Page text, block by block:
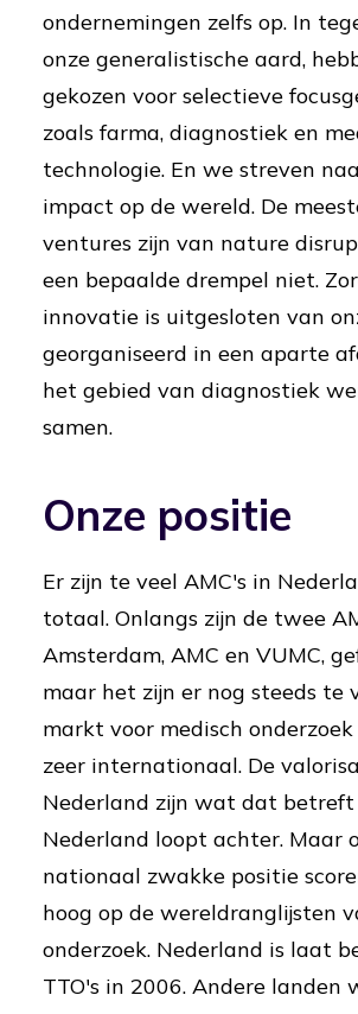
ondernemingen zelfs op. In
onze generalistische aard,
gekozen voor selectieve
zoals farma, diagnostiek en
technologie. En we streven
impact op de wereld. De
ventures zijn van nature
een bepaalde drempel niet.
innovatie is uitgesloten van
georganiseerd in een aparte
het gebied van diagnostiek
samen.
Onze positie
Er zijn te veel AMC's in
totaal. Onlangs zijn de twee
Amsterdam, AMC en VUMC,
maar het zijn er nog steeds te
markt voor medisch
zeer internationaal. De
Nederland zijn wat dat betreft
Nederland loopt achter. Maar
nationaal zwakke positie
hoog op de wereldranglijsten
onderzoek. Nederland is laat
TTO's in 2006. Andere landen